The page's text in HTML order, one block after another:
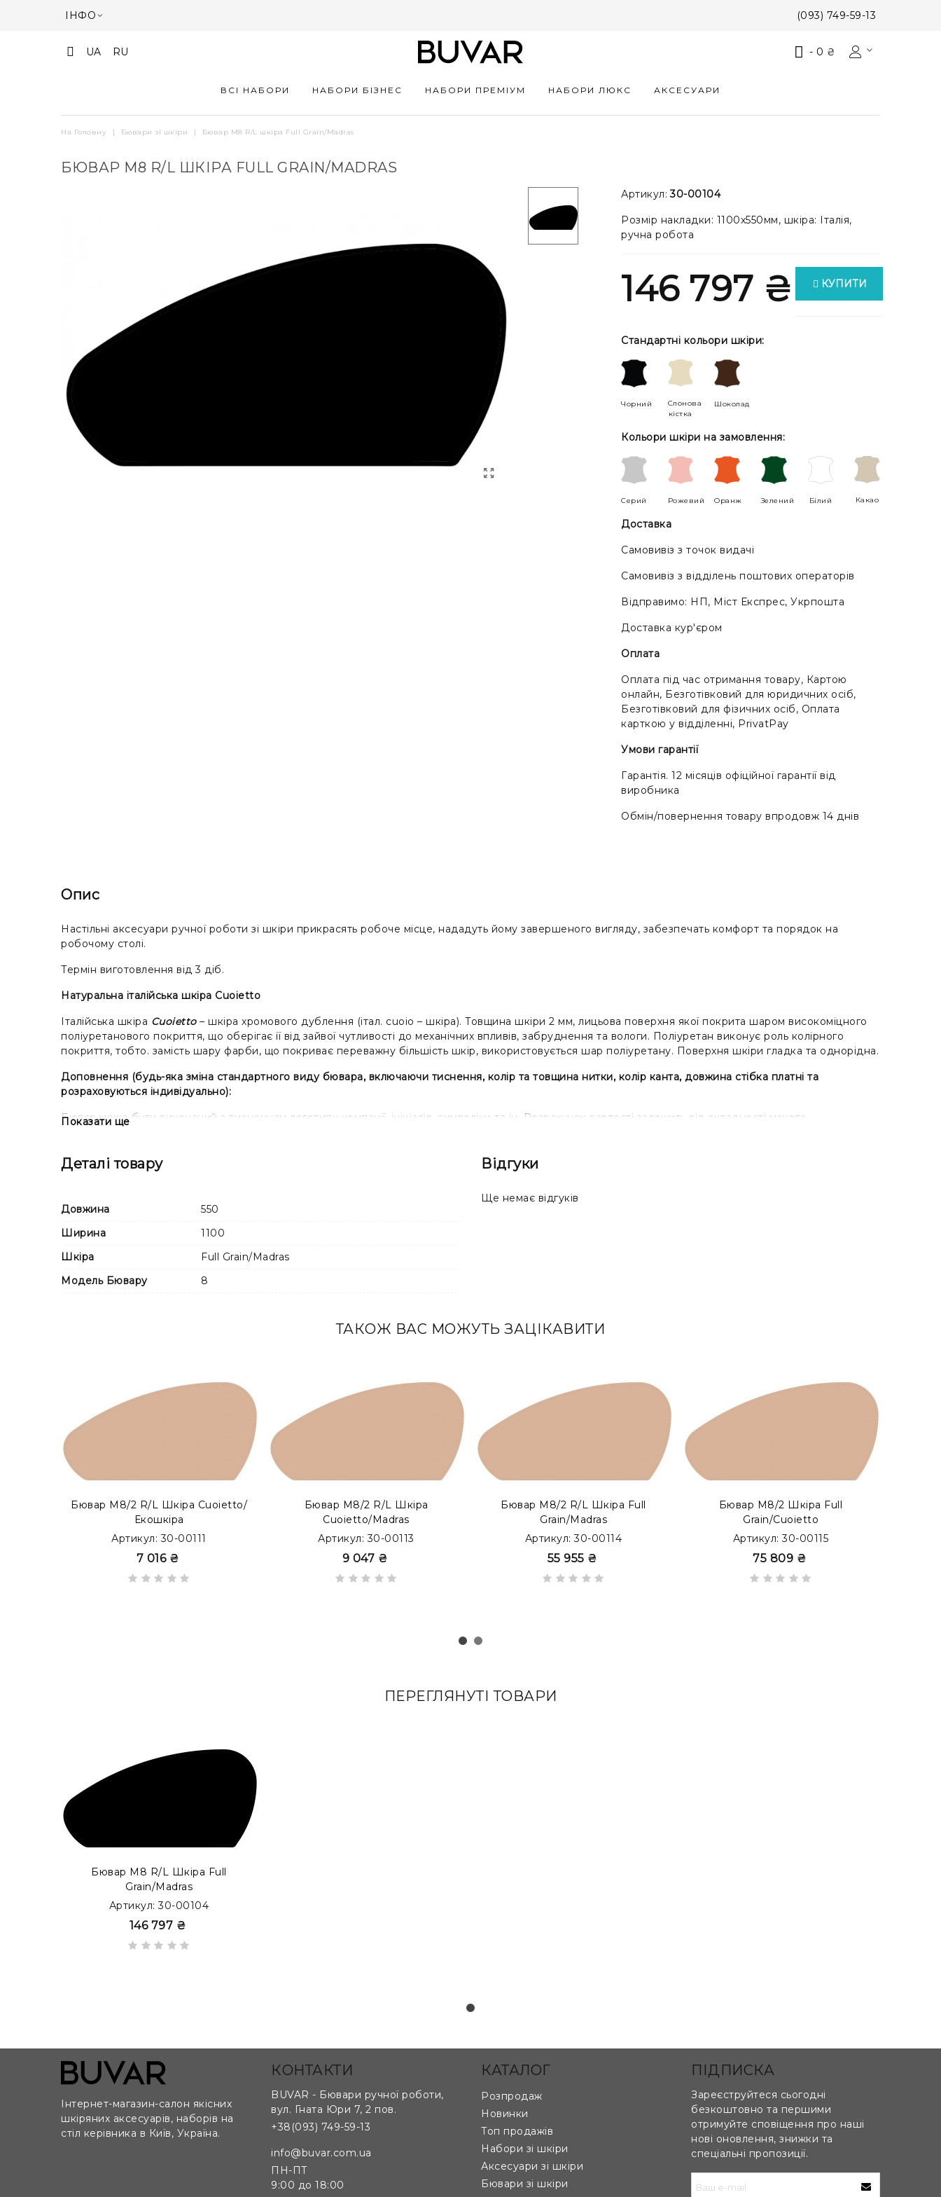
ІНФО (093) 749-59-13
UA RU - 0 ₴
ВСІ НАБОРИ НАБОРИ БІЗНЕС НАБОРИ ПРЕМІУМ НАБОРИ ЛЮКС АКСЕСУАРИ
На Головну | Бювари зі шкіри | Бювар М8 R/L шкіра Full Grain/Madras
БЮВАР М8 R/L ШКІРА FULL GRAIN/MADRAS
Артикул: 30-00104
Розмір накладки: 1100x550мм, шкіра: Італія,
ручна робота
146 797 ₴ КУПИТИ
Стандартні кольори шкіри:
Чорний
Слонова
кістка
Шоколад
Кольори шкіри на замовлення:
Серий Рожевий Оранж Зелений Білий Какао
Доставка
Самовивіз з точок видачі
Самовивіз з відділень поштових операторів
Відправимо: НП, Міст Експрес, Укрпошта
Доставка кур'єром
Оплата
Оплата під час отримання товару, Картою
онлайн, Безготівковий для юридичних осіб,
Безготівковий для фізичних осіб, Оплата
карткою у відділенні, PrivatPay
Умови гарантії
Гарантія. 12 місяців офіційної гарантії від
виробника
Обмін/повернення товару впродовж 14 днів
Опис
Настільні аксесуари ручної роботи зі шкіри прикрасять робоче місце, нададуть йому завершеного вигляду, забезпечать комфорт та порядок на
робочому столі.
Термін виготовлення від 3 діб.
Натуральна італійська шкіра Cuoietto
Італійська шкіра Cuoietto– шкіра хромового дублення (італ. cuoio – шкіра). Товщина шкіри 2 мм, лицьова поверхня якої покрита шаром високоміцного
поліуретанового покриття, що оберігає її від зайвої чутливості до механічних впливів, забруднення та вологи. Поліуретан виконує роль колірного
покриття, тобто. замість шару фарби, що покриває переважну більшість шкір, використовується шар поліуретану. Поверхня шкіри гладка та однорідна.
Доповнення (будь-яка зміна стандартного виду бювара, включаючи тиснення, колір та товщина нитки, колір канта, довжина стібка платні та
розраховуються індивідуально):
Бювар може бути виконаний з тисненням логотипу компанії, ініціалів, символіки та ін. Розрахунок вартості залежить від складності макета,
Також Ви можете замовити бювар з металевим прошарком усередині. Такий тип бюварів представлений як бювар з акцентом. Переглянути готові
модифікації в каталозі
MODERN ACCENT
Можливо виготовлення бюварів у форматі з накладками зі шкіри Full Grain
Можливо виготовлення бюварів на замовлення за лекалами та кресленнями клієнта:
Складний бювар для конференц столу, що складається з 8 частин, що ідеально прилягають до один одного і утворюють єдину робочу
Показати ще
Деталі товару
Довжина
550
Ширина
1100
Шкіра
Full Grain/Madras
Модель Бювару
8
Відгуки
Ще немає відгуків
ТАКОЖ ВАС МОЖУТЬ ЗАЦІКАВИТИ
Бювар М8/2 R/L Шкіра Cuoietto/
Екошкіра
Артикул: 30-00111
7 016 ₴
Бювар М8/2 R/L Шкіра
Cuoietto/Madras
Артикул: 30-00113
9 047 ₴
Бювар М8/2 R/L Шкіра Full
Grain/Madras
Артикул: 30-00114
55 955 ₴
Бювар М8/2 Шкіра Full
Grain/Cuoietto
Артикул: 30-00115
75 809 ₴
ПЕРЕГЛЯНУТІ ТОВАРИ
Бювар М8 R/L Шкіра Full
Grain/Madras
Артикул: 30-00104
146 797 ₴
Інтернет-магазин-салон якісних
шкіряних аксесуарів, наборів на
стіл керівника в Київ, Україна.
КОНТАКТИ
BUVAR - Бювари ручної роботи,
вул. Гната Юри 7, 2 пов.
+38(093) 749-59-13
info@buvar.com.ua
ПН-ПТ
9:00 до 18:00
КАТАЛОГ
Розпродаж
Новинки
Топ продажів
Набори зі шкіри
Аксесуари зі шкіри
Бювари зі шкіри
ПІДПИСКА
Зареєструйтеся сьогодні
безкоштовно та першими
отримуйте сповіщення про наші
нові оновлення, знижки та
спеціальні пропозиції.